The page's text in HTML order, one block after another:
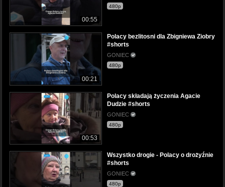
00:55
480p
00:21
Polacy bezlitosni dla Zbigniewa Ziobry
#shorts
GONIEC
480p
00:53
Polacy składają życzenia Agacie
Dudzie #shorts
GONIEC
480p
Wszystko drogie - Polacy o drożyźnie
#shorts
GONIEC
480p